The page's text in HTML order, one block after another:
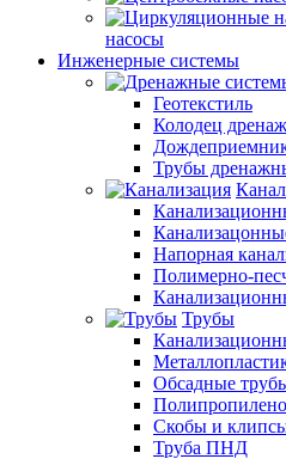
насосы
Инженерные системы
Геотекстиль
Колодец
Трубы
Напорная
Полимерно-
Трубы
Обсадные
Скобы и
Труба ПНД